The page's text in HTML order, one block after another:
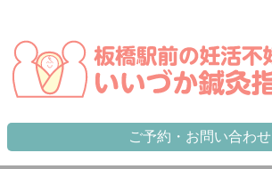
ご予約・お問い合わせ